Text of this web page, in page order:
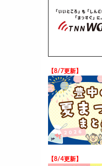
【8/7更新】
【8/4更新】